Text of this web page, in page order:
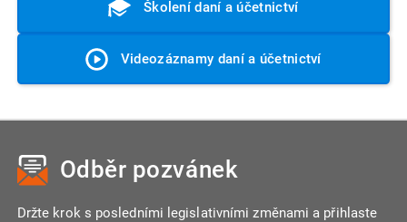
Školení daní a účetnictví
Videozáznamy daní a účetnictví
Odběr pozvánek
Držte krok s posledními legislativními změnami a přihlaste